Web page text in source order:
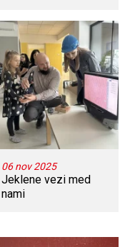
06 nov 2025
Jeklene vezi med
nami